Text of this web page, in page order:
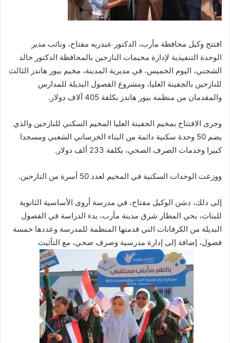
افتتح وكيل محافظة مأرب، الدكتور عبدربه مفتاح، ونائب مدير
الوحدة التنفيذية لإدارة مخيمات النازحين بالمحافظة الدكتور خالد
الشجني، اليوم الخميس، في مديرية المدينة، مخيم بيور هاندز الثالث
للنازحين بالجفينة العليا، ومشروع الفصول البديلة للمدارس
والمقدمان من منظمة بيور هاندز بكلفة 405 آلاف دولار.
وجرى الافتتاح بمخيم الجفينة العليا المخيم السكني للنازحين والذي
يضم 50 وحدة سكنية دائمة من البناء الخرساني الشعبي ومسجدا
كبيرا وخدمات الصرف الصحي، بكلفة 233 ألف دولار.
ووزعت الوحدات السكنية في المخيم لعدد 50 أسرة من النازحين.
إلى ذلك، دشن الوكيل مفتاح، في مدرسة أروى الأساسية الثانوية
للبنات، بحي المطار شرق مدينة مأرب، بدء الدراسة في الفصول
البديلة من الكرفانات التي قدمتها المنظمة للمدرسة وعددها خمسة
فصول، إضافة إلى إدارة مدرسية وصرف صحي، مع التأثيث